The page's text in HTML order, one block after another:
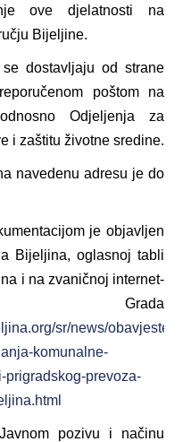
ove djelatnosti na
Bijeljine.
dostavljaju od strane
poštom na
Odjeljenja za
i zaštitu životne sredine.
navedenu adresu je do
je objavljen
Bijeljina, oglasnoj tabli
i na zvaničnoj internet-
Grada
sr/news/
komunalne-
prigradskog-prevoza-
pozivu i načinu